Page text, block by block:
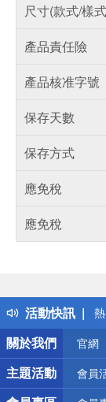
尺寸(款式/樣
產品責任險
產品核准字號
保存天數
保存方式
應免稅
應免稅
活動快訊
關於我們
官網
主題活動 會員